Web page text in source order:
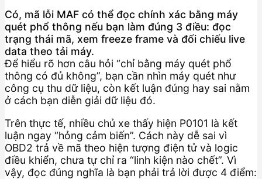
Có, mã lỗi MAF có thể đọc chính xác bằng máy
quét phổ thông nếu bạn làm đúng 3 điều: đọc
trạng thái mã, xem freeze frame và đối chiếu live
data theo tải máy.
Để hiểu rõ hơn câu hỏi “chỉ bằng máy quét phổ
thông có đủ không”, bạn cần nhìn máy quét như
công cụ thu dữ liệu, còn kết luận đúng hay sai nằm
ở cách bạn diễn giải dữ liệu đó.
Trên thực tế, nhiều chủ xe thấy hiện P0101 là kết
luận ngay “hỏng cảm biến”. Cách này dễ sai vì
OBD2 trả về mã theo hiện tượng điện tử và logic
điều khiển, chưa tự chỉ ra “linh kiện nào chết”. Vì
vậy, đọc đúng nghĩa là bạn phải trả lời được 4 điểm: